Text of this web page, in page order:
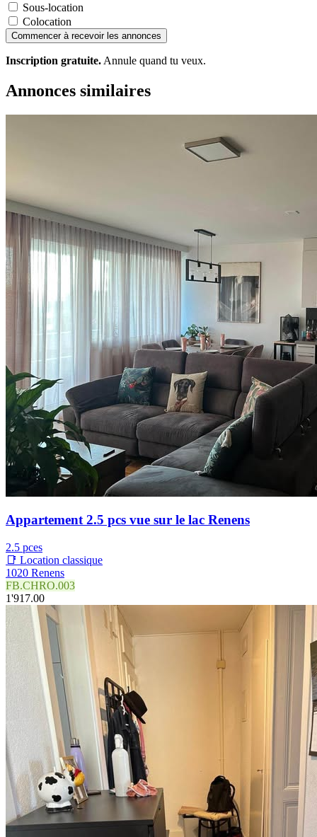
Sous-location
Colocation
Commencer à recevoir les annonces
Inscription gratuite. Annule quand tu veux.
Annonces similaires
Appartement 2.5 pcs vue sur le lac Renens
2.5 pces
📑 Location classique
1020 Renens
FB.CHRO.003
1'917.00